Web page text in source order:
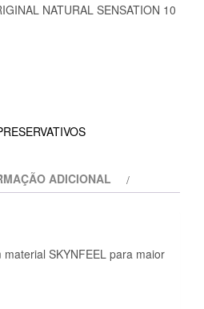
NATURAL SENSATION 10
ADICIONAL
SKYNFEEL para maior